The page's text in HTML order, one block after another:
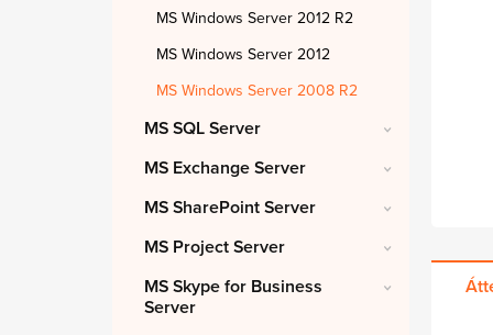
MS Windows Server 2012 R2
MS Windows Server 2012
MS Windows Server 2008 R2
MS SQL Server
MS Exchange Server
MS SharePoint Server
MS Project Server
MS Skype for Business
Server